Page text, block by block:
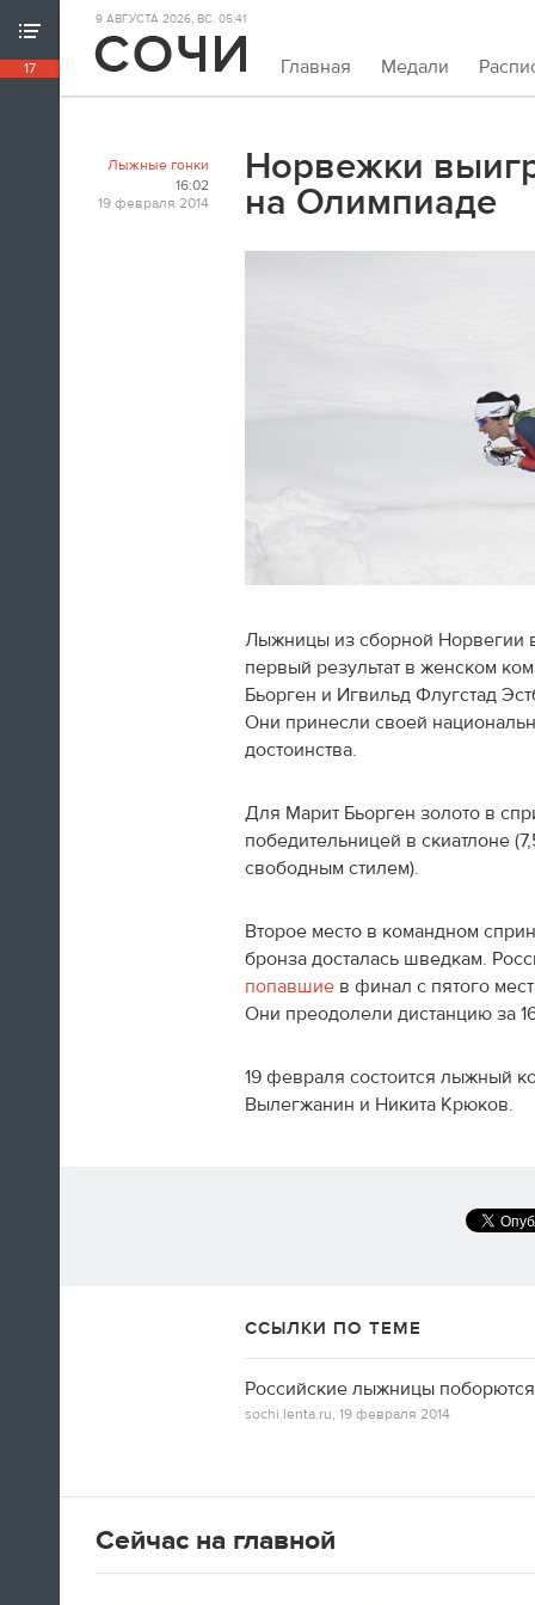
17
ХРОНИКА ИГР
18:39
Пока.
Швед Эрик Карлссон (символическая
сборная хоккейного турнира) на пути из
лучшая церемония за историю
ОИ! Главное, не просто красиво,
Алексей Ягудин
14:34
9 АВГУСТА 2026, ВС. 05:41
Главная Медали
Лыжные гонки
16:02
19 февраля 2014
Норвежки
на Олимпиаде
Лыжницы из сборной Норвегии
первый результат в женском
Бьорген и Игвильд Флугстад
Они принесли своей
достоинства.
Для Марит Бьорген золото в
победительницей в скиатлоне
свободным стилем).
Второе место в командном
бронза досталась шведкам.
попавшие в финал с пятого
Они преодолели дистанцию за
19 февраля состоится лыжный
Вылегжанин и Никита Крюков.
ССЫЛКИ ПО ТЕМЕ
Российские лыжницы
sochi.lenta.ru, 19 февраля 2014
Сейчас на главной